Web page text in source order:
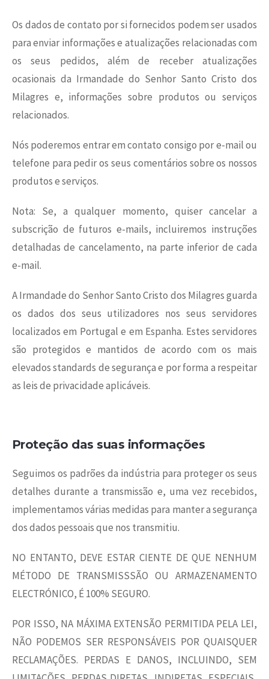
Os dados de contato por si fornecidos podem ser usados
para enviar informações e atualizações relacionadas com
os seus pedidos, além de receber atualizações
ocasionais da Irmandade do Senhor Santo Cristo dos
Milagres e, informações sobre produtos ou serviços
relacionados.
Nós poderemos entrar em contato consigo por e-mail ou
telefone para pedir os seus comentários sobre os nossos
produtos e serviços.
Nota: Se, a qualquer momento, quiser cancelar a
subscrição de futuros e-mails, incluiremos instruções
detalhadas de cancelamento, na parte inferior de cada
e-mail.
A Irmandade do Senhor Santo Cristo dos Milagres guarda
os dados dos seus utilizadores nos seus servidores
localizados em Portugal e em Espanha. Estes servidores
são protegidos e mantidos de acordo com os mais
elevados standards de segurança e por forma a respeitar
as leis de privacidade aplicáveis.
Proteção das suas informações
Seguimos os padrões da indústria para proteger os seus
detalhes durante a transmissão e, uma vez recebidos,
implementamos várias medidas para manter a segurança
dos dados pessoais que nos transmitiu.
NO ENTANTO, DEVE ESTAR CIENTE DE QUE NENHUM
MÉTODO DE TRANSMISSSÃO OU ARMAZENAMENTO
ELECTRÓNICO, É 100% SEGURO.
POR ISSO, NA MÁXIMA EXTENSÃO PERMITIDA PELA LEI,
NÃO PODEMOS SER RESPONSÁVEIS POR QUAISQUER
RECLAMAÇÕES. PERDAS E DANOS, INCLUINDO, SEM